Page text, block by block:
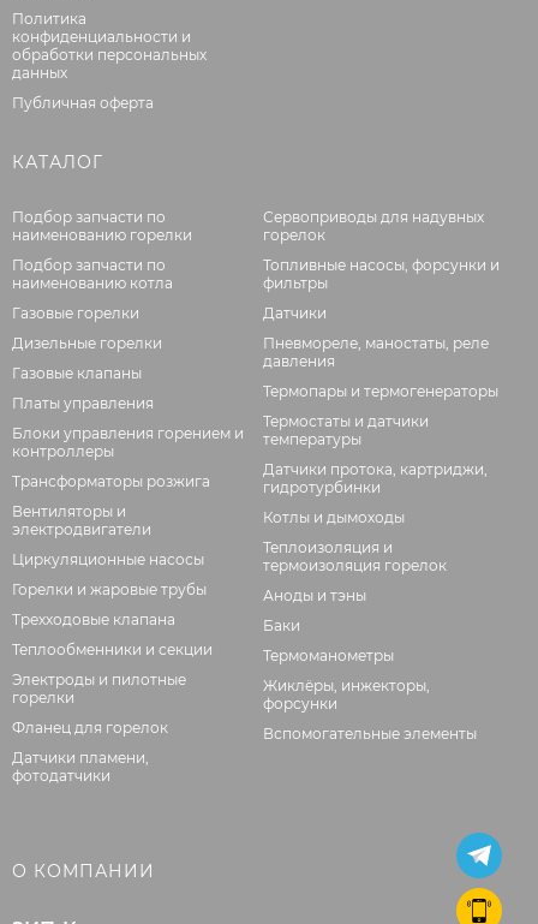
Политика
конфиденциальности и
обработки персональных
данных
Публичная оферта
КАТАЛОГ
Подбор запчасти по
наименованию горелки
Подбор запчасти по
наименованию котла
Газовые горелки
Дизельные горелки
Газовые клапаны
Платы управления
Блоки управления горением и
контроллеры
Трансформаторы розжига
Вентиляторы и
электродвигатели
Циркуляционные насосы
Горелки и жаровые трубы
Трехходовые клапана
Теплообменники и секции
Электроды и пилотные
горелки
Фланец для горелок
Датчики пламени,
фотодатчики
Сервоприводы для надувных
горелок
Топливные насосы, форсунки и
фильтры
Датчики
Пневмореле, маностаты, реле
давления
Термопары и термогенераторы
Термостаты и датчики
температуры
Датчики протока, картриджи,
гидротурбинки
Котлы и дымоходы
Теплоизоляция и
термоизоляция горелок
Аноды и тэны
Баки
Термоманометры
Жиклёры, инжекторы,
форсунки
Вспомогательные элементы
О КОМПАНИИ